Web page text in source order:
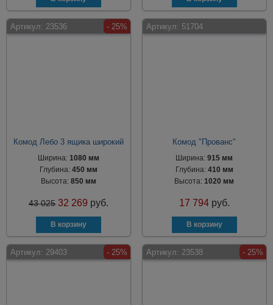
Артикул: 23536 - 25%
Комод Лебо 3 ящика широкий
Ширина:1080 мм
Глубина:450 мм
Высота:850 мм
43 025 32 269 руб.
Артикул: 51704
Комод "Прованс"
Ширина:915 мм
Глубина: 410 мм
Высота:1020 мм
17 794 руб.
Артикул: 29403 - 25% Артикул: 23538 - 25%